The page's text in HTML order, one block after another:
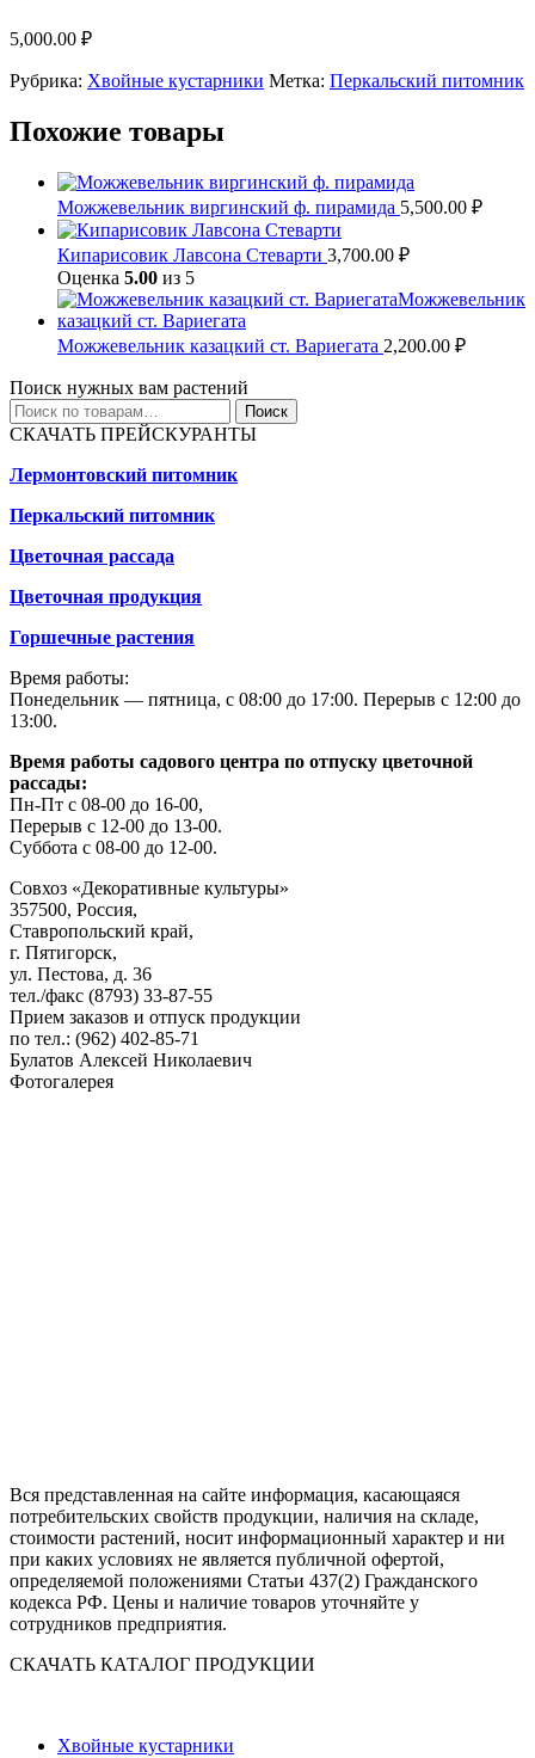
5,000.00 ₽
Рубрика: Хвойные кустарники Метка: Перкальский питомник
Похожие товары
Можжевельник виргинский ф. пирамида 5,500.00 ₽
Кипарисовик Лавсона Стеварти 3,700.00 ₽
Оценка 5.00 из 5
Можжевельник казацкий ст. Вариегата 2,200.00 ₽
Поиск нужных вам растений
Искать:
Поиск
СКАЧАТЬ ПРЕЙСКУРАНТЫ
Лермонтовский питомник
Перкальский питомник
Цветочная рассада
Цветочная продукция
Горшечные растения
Время работы:
Понедельник — пятница, с 08:00 до 17:00. Перерыв с 12:00 до
13:00.
Время работы садового центра по отпуску цветочной
рассады:
Пн-Пт с 08-00 до 16-00,
Перерыв с 12-00 до 13-00.
Суббота с 08-00 до 12-00.
Совхоз «Декоративные культуры»
357500, Россия,
Ставропольский край,
г. Пятигорск,
ул. Пестова, д. 36
тел./факс (8793) 33-87-55
Прием заказов и отпуск продукции
по тел.: (962) 402-85-71
Булатов Алексей Николаевич
Фотогалерея
Вся представленная на сайте информация, касающаяся
потребительских свойств продукции, наличия на складе,
стоимости растений, носит информационный характер и ни
при каких условиях не является публичной офертой,
определяемой положениями Статьи 437(2) Гражданского
кодекса РФ. Цены и наличие товаров уточняйте у
сотрудников предприятия.
СКАЧАТЬ КАТАЛОГ ПРОДУКЦИИ
Хвойные кустарники